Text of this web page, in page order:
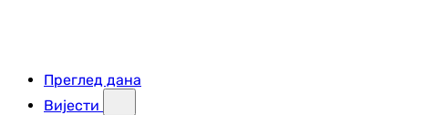
Преглед дана
Вијести